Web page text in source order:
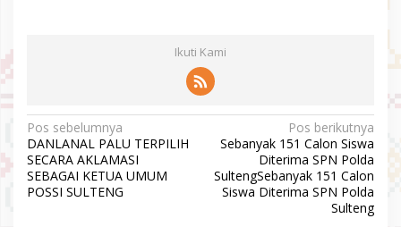
Ikuti Kami
N
a
v
i
Pos sebelumnya
DANLANAL PALU TERPILIH
SECARA AKLAMASI
SEBAGAI KETUA UMUM
POSSI SULTENG
Pos berikutnya
Sebanyak 151 Calon Siswa
Diterima SPN Polda
SultengSebanyak 151 Calon
Siswa Diterima SPN Polda
Sulteng